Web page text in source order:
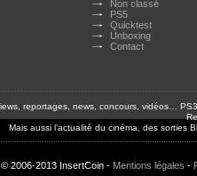
Non classé
PS5
Quicktest
Unboxing
Contact
reportages, news, concours, vidéos…
Mais aussi l'actualité du cinéma, des sorties
© 2006-2013 InsertCoin - Mentions légales -